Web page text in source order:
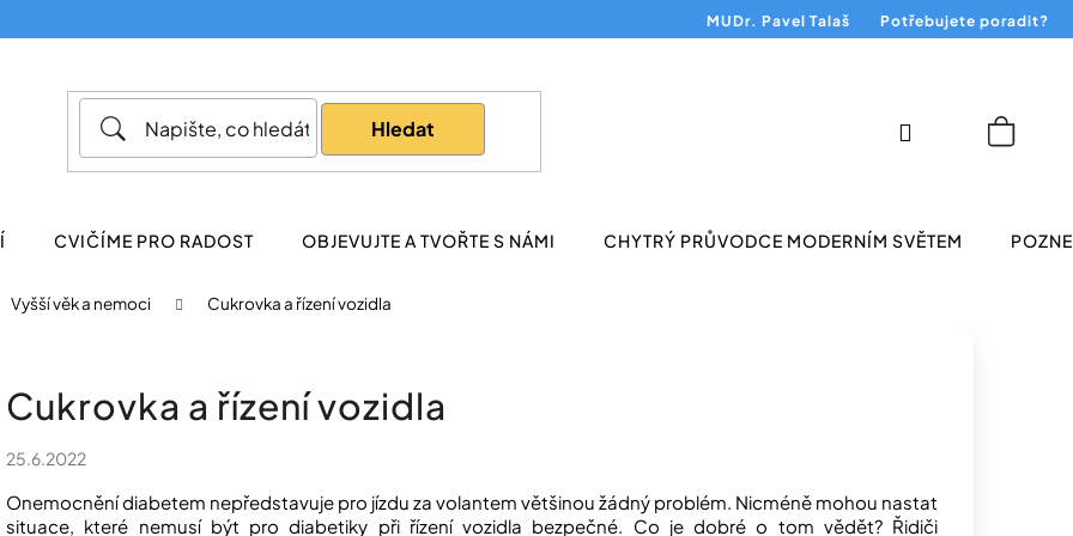
MUDr. Pavel Talaš Potřebujete poradit?
Hledat
CVIČÍME PRO RADOST OBJEVUJTE A TVOŘTE S NÁMI CHYTRÝ PRŮVODCE MODERNÍM SVĚTEM
Přihlášení
Vyšší věk a nemoci Cukrovka a řízení vozidla
Cukrovka a řízení vozidla
25.6.2022
Onemocnění diabetem nepředstavuje pro jízdu za volantem většinou žádný problém. Nicméně mohou nastat
situace, které nemusí být pro diabetiky při řízení vozidla bezpečné. Co je dobré o tom vědět? Řidiči
Co potřebujete najít?